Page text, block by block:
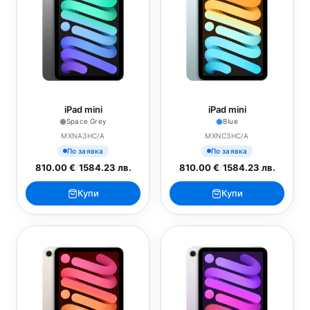
iPad mini
Space Grey
MXNA3HC/A
По заявка
810.00 €/1584.23 лв.
Купи
iPad mini
Blue
MXNC3HC/A
По заявка
810.00 €/1584.23 лв.
Купи